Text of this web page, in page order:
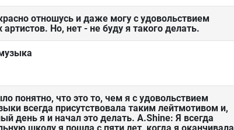
отношусь и даже могу с удовольствием
Но, нет - не буду я такого делать.
понятно, что это то, чем я с удовольствием
всегда присутствовала таким лейтмотивом и,
день я и начал это делать. A.Shine: Я всегда